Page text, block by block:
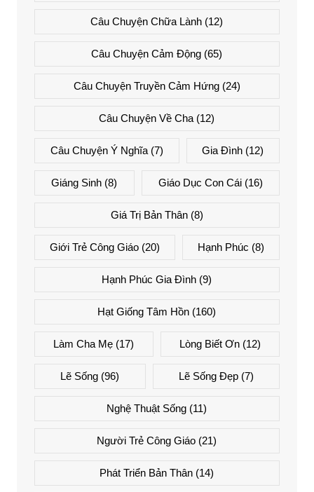
Câu Chuyện Chữa Lành (12)
Câu Chuyện Cảm Động (65)
Câu Chuyện Truyền Cảm Hứng(24)
Câu Chuyện Về Cha (12)
Câu Chuyện Ý Nghĩa(7) Gia Đình (12)
Giáng Sinh (8) Giáo Dục Con Cái(16)
Giá Trị Bản Thân(8)
Giới Trẻ Công Giáo(20) Hạnh Phúc (8)
Hạnh Phúc Gia Đình (9)
Hạt Giống Tâm Hồn (160)
Làm Cha Mẹ (17) Lòng Biết Ơn(12)
Lẽ Sống (96) Lẽ Sống Đẹp(7)
Nghệ Thuật Sống (11)
Người Trẻ Công Giáo (21)
Phát Triển Bản Thân (14)